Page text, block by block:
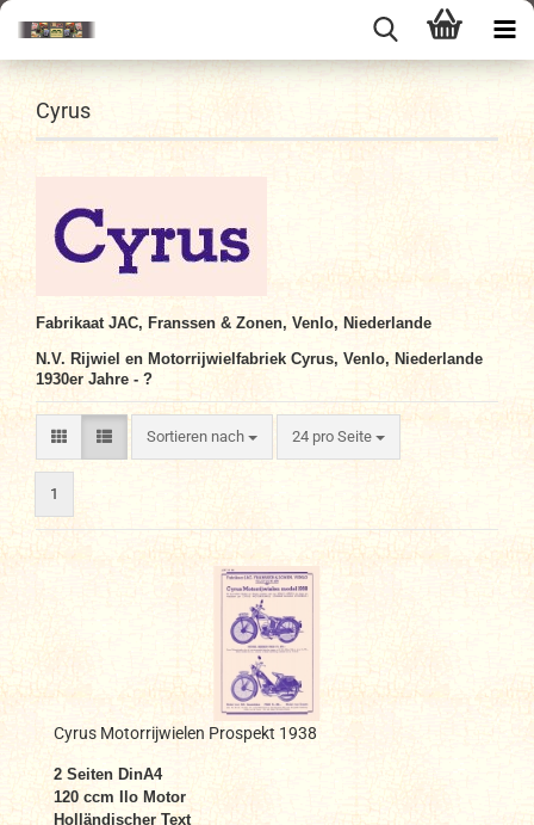
Cyrus
Fabrikaat JAC, Franssen & Zonen, Venlo, Niederlande
N.V. Rijwiel en Motorrijwielfabriek Cyrus, Venlo, Niederlande
1930er Jahre - ?
Sortieren nach
Sortieren nach 24 pro Seite
pro Seite
1
Cyrus Motorrijwielen Prospekt 1938
2 Seiten DinA4
120 ccm Ilo Motor
Holländischer Text